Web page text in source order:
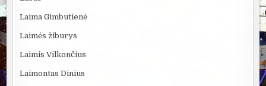
Laima Gimbutienė
Laimės žiburys
Laimis Vilkončius
Laimontas Dinius